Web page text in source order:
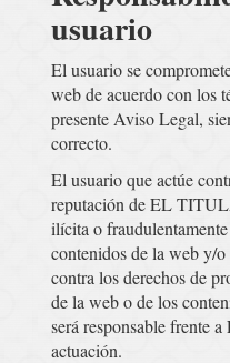
usuario
El usuario se
web de acuerdo con los
presente Aviso Legal,
correcto.
El usuario que actúe
reputación de EL
ilícita o
contenidos de la web y/
contra los derechos de
de la web o de los
será responsable frente
actuación.